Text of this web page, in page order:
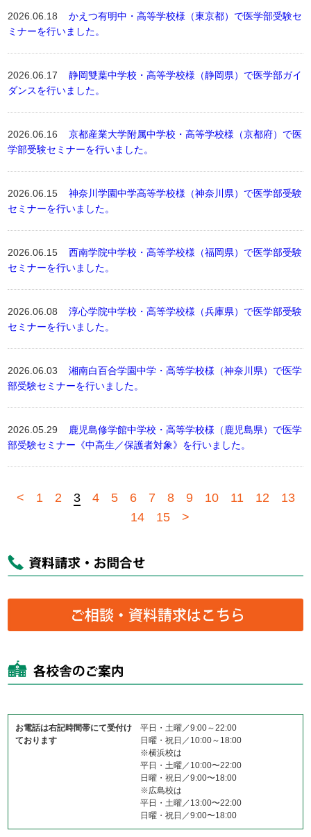
2026.06.18かえつ有明中・高等学校様（東京都）で医学部受験セ
ミナーを行いました。
2026.06.17静岡雙葉中学校・高等学校様（静岡県）で医学部ガイ
ダンスを行いました。
2026.06.16京都産業大学附属中学校・高等学校様（京都府）で医
学部受験セミナーを行いました。
2026.06.15神奈川学園中学高等学校様（神奈川県）で医学部受験
セミナーを行いました。
2026.06.15西南学院中学校・高等学校様（福岡県）で医学部受験
セミナーを行いました。
2026.06.08淳心学院中学校・高等学校様（兵庫県）で医学部受験
セミナーを行いました。
2026.06.03湘南白百合学園中学・高等学校様（神奈川県）で医学
部受験セミナーを行いました。
2026.05.29
鹿児島修学館中学校・高等学校様（鹿児島県）で医学
部受験セミナー《中高生／保護者対象》を行いました。
< 1 2 3 4 5 6 7 8 9 10 11 12
13
14
15 >
お電話は右記時間帯にて受付け
ております
平日・土曜／9:00～22:00
日曜・祝日／10:00～18:00
※横浜校は
平日・土曜／10:00〜22:00
日曜・祝日／9:00〜18:00
※広島校は
平日・土曜／13:00〜22:00
日曜・祝日／9:00〜18:00